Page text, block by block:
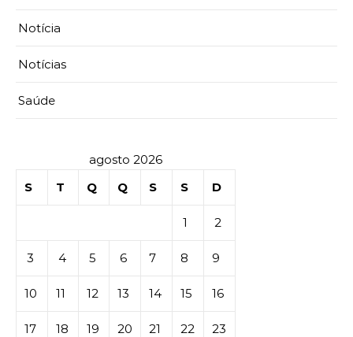
Notícia
Notícias
Saúde
agosto 2026
S
T Q Q S S D
1 2
3 4 5 6 7 8 9
10 11 12 13 14 15 16
17 18 19 20 21 22 23